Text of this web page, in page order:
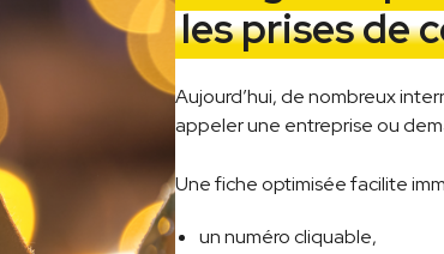
les prises de
Aujourd’hui, de nombreux
appeler une entreprise ou
Une fiche optimisée facilite
un numéro cliquable,